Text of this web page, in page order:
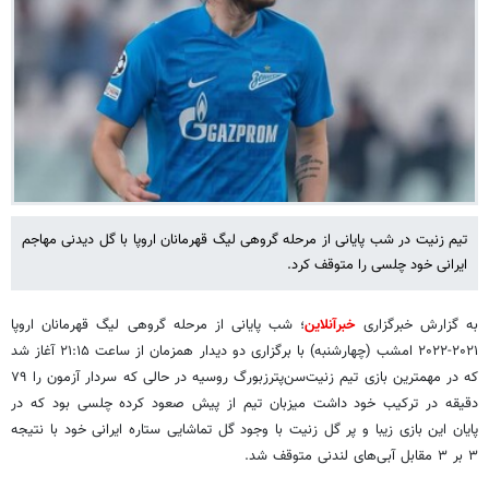
تیم زنیت در شب پایانی از مرحله گروهی لیگ قهرمانان اروپا با گل دیدنی مهاجم
ایرانی خود چلسی را متوقف کرد.
به گزارش خبرگزاریخبرآنلاین؛ شب پایانی از مرحله گروهی لیگ قهرمانان اروپا
۲۰۲۱-۲۰۲۲ امشب (چهارشنبه) با برگزاری دو دیدار همزمان از ساعت ۲۱:۱۵ آغاز شد
که در مهمترین بازی تیم زنیت‌سن‌پترزبورگ روسیه در حالی که سردار آزمون را ۷۹
دقیقه در ترکیب خود داشت میزبان تیم از پیش صعود کرده چلسی بود که در
پایان این بازی زیبا و پر گل زنیت با وجود گل تماشایی ستاره ایرانی خود با نتیجه
۳ بر ۳ مقابل آبی‌های لندنی متوقف شد.